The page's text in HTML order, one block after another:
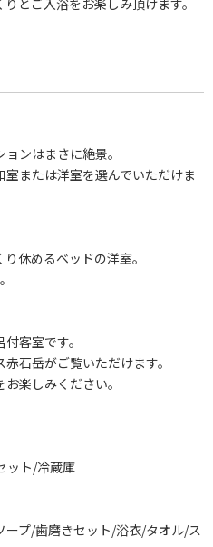
とご入浴をお楽しみ頂けます。
ンはまさに絶景。
または洋室を選んでいただけま
休めるベッドの洋室。
客室です。
石岳がご覧いただけます。
楽しみください。
ット/冷蔵庫
プ/歯磨きセット/浴衣/タオル/ス